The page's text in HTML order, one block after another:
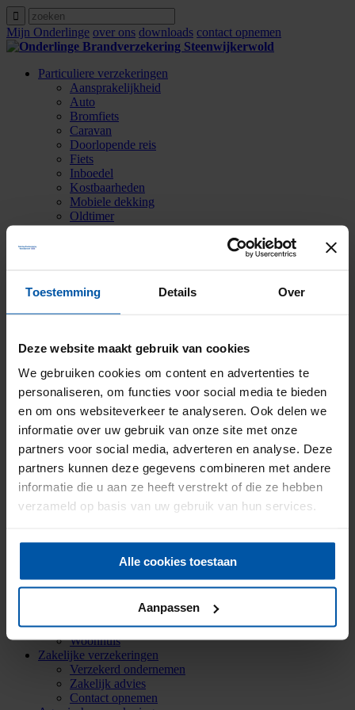
Toestemming Details Over
Deze website maakt gebruik van cookies
We gebruiken cookies om content en advertenties te
personaliseren, om functies voor social media te bieden
en om ons websiteverkeer te analyseren. Ook delen we
informatie over uw gebruik van onze site met onze
partners voor social media, adverteren en analyse. Deze
partners kunnen deze gegevens combineren met andere
informatie die u aan ze heeft verstrekt of die ze hebben
verzameld op basis van uw gebruik van hun services.
Alle cookies toestaan
Aanpassen
Mijn Onderlinge over ons downloads contact opnemen
Particuliere verzekeringen
Aansprakelijkheid
Auto
Bromfiets
Caravan
Doorlopende reis
Fiets
Inboedel
Kostbaarheden
Mobiele dekking
Oldtimer
Ongevallen
Zakelijke verzekeringen
Agrarische verzekeringen
Contact opnemen
Zoeken
Mijn Onderlinge
Menu Menu
Particuliere verzekeringen
Aansprakelijkheid
Auto
Bromfiets
Doorlopende reis
Inboedel
Kostbaarheden
Mobiele dekking
Oldtimer
Rechtsbijstand
Verkeersschadeverzekering
Woonhuis
Zakelijke verzekeringen
Verzekerd ondernemen
Zakelijk advies
Contact opnemen